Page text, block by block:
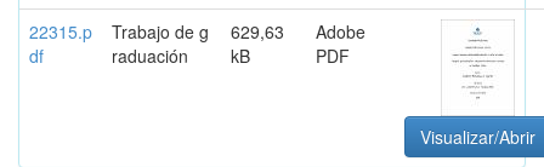
22315.p
df
Trabajo de g
raduación
629,63
kB
Adobe
PDF
Visualizar/Abrir